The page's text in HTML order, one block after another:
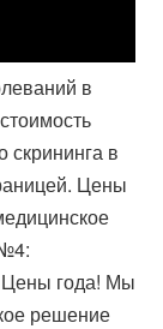
в
скрининга в
Цены
Цены года! Мы
решение